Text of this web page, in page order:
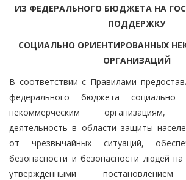
ИЗ ФЕДЕРАЛЬНОГО БЮДЖЕТА НА
ПОДДЕРЖКУ
СОЦИАЛЬНО ОРИЕНТИРОВАННЫХ
ОРГАНИЗАЦИЙ
В соответствии с Правилами
федерального бюджета социально
некоммерческим организациям,
деятельность в области защиты
от чрезвычайных ситуаций,
безопасности и безопасности людей
утвержденными постановлением